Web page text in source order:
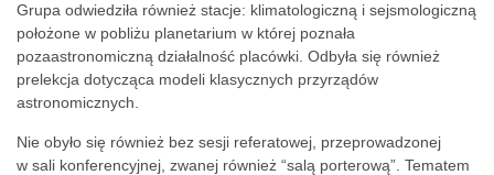
Grupa odwiedziła również stacje: klimatologiczną i sejsmologiczną
położone w pobliżu planetarium w której poznała
pozaastronomiczną działalność placówki. Odbyła się również
prelekcja dotycząca modeli klasycznych przyrządów
astronomicznych.
Nie obyło się również bez sesji referatowej, przeprowadzonej
w sali konferencyjnej, zwanej również “salą porterową”. Tematem